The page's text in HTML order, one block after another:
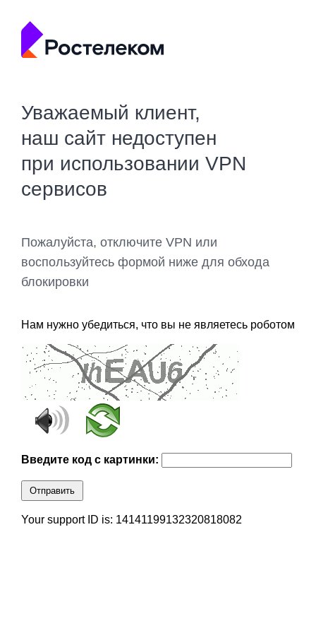
Уважаемый клиент,
наш сайт недоступен
при использовании VPN
сервисов
Пожалуйста, отключите VPN или
воспользуйтесь формой ниже для обхода
блокировки
Нам нужно убедиться, что вы не являетесь роботом
Введите код с картинки:
Отправить
Your support ID is: 14141199132320818082